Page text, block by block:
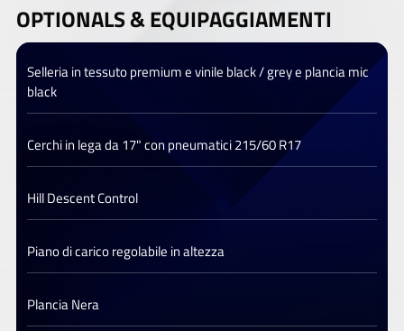
OPTIONALS &EQUIPAGGIAMENTI
Selleria in tessuto premium e vinile black / grey e plancia mic
black
Cerchi in lega da 17" con pneumatici 215/60 R17
Hill Descent Control
Piano di carico regolabile in altezza
Plancia Nera